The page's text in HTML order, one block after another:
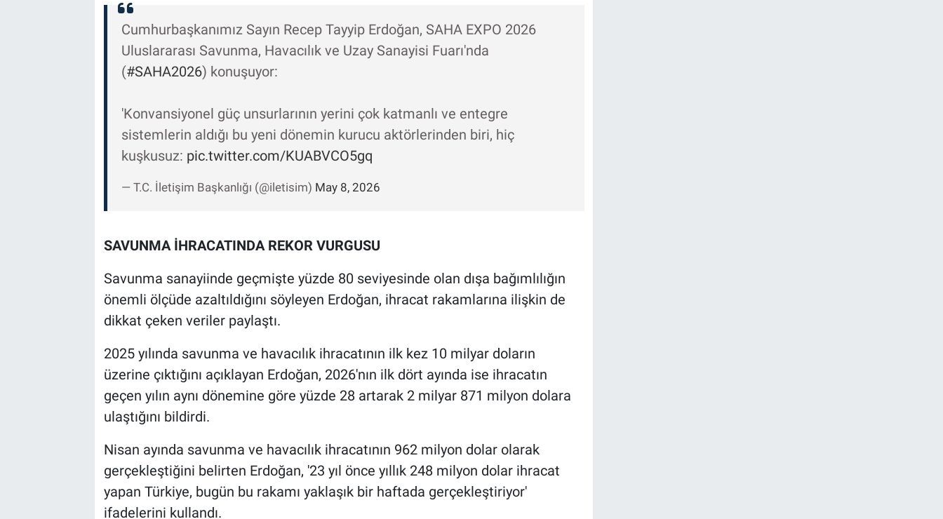
Cumhurbaşkanımız Sayın Recep Tayyip Erdoğan, SAHA EXPO 2026
Uluslararası Savunma, Havacılık ve Uzay Sanayisi Fuarı'nda
(#SAHA2026) konuşuyor:
'Konvansiyonel güç unsurlarının yerini çok katmanlı ve entegre
sistemlerin aldığı bu yeni dönemin kurucu aktörlerinden biri, hiç
kuşkusuz: pic.twitter.com/KUABVCO5gq
— T.C. İletişim Başkanlığı (@iletisim) May 8, 2026
SAVUNMA İHRACATINDA REKOR VURGUSU
Savunma sanayiinde geçmişte yüzde 80 seviyesinde olan dışa bağımlılığın
önemli ölçüde azaltıldığını söyleyen Erdoğan, ihracat rakamlarına ilişkin de
dikkat çeken veriler paylaştı.
2025 yılında savunma ve havacılık ihracatının ilk kez 10 milyar doların
üzerine çıktığını açıklayan Erdoğan, 2026'nın ilk dört ayında ise ihracatın
geçen yılın aynı dönemine göre yüzde 28 artarak 2 milyar 871 milyon dolara
ulaştığını bildirdi.
Nisan ayında savunma ve havacılık ihracatının 962 milyon dolar olarak
gerçekleştiğini belirten Erdoğan, '23 yıl önce yıllık 248 milyon dolar ihracat
yapan Türkiye, bugün bu rakamı yaklaşık bir haftada gerçekleştiriyor'
ifadelerini kullandı.